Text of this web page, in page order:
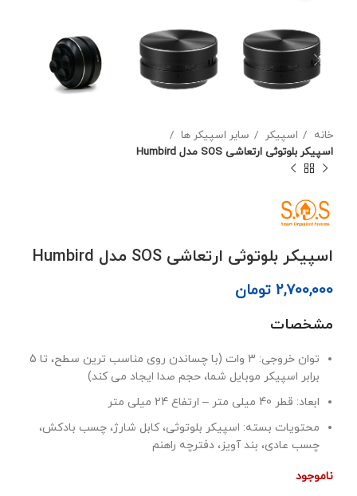
خانه اسپیکر
سایر اسپیکر ها
اسپیکر بلوتوثی ارتعاشی SOS مدل Humbird
اسپیکر بلوتوثی ارتعاشی SOS مدل Humbird
2,700,000 تومان
مشخصات
توان خروجی: 3 وات (با چساندن روی مناسب ترین سطح، تا 5
برابر اسپیکر موبایل شما، حجم صدا ایجاد می کند)
ابعاد: قطر 40 میلی متر – ارتفاع 24 میلی متر
محتویات بسته: اسپیکر بلوتوثی، کابل شارژ، چسب بادکش،
چسب عادی، بند آویز، دفترچه راهنم
ناموجود